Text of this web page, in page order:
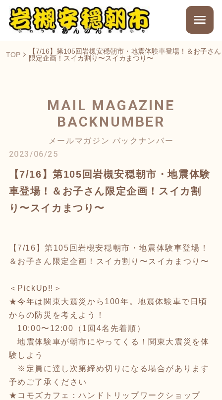
TOP
【7/16】第105回岩槻安穏朝市・地震体験車登場！＆お子さん
限定企画！スイカ割り〜スイカまつり〜
MAIL MAGAZINE
BACKNUMBER
メールマガジン バックナンバー
2023/06/25
【7/16】第105回岩槻安穏朝市・地震体験
車登場！＆お子さん限定企画！スイカ割
り〜スイカまつり〜
【7/16】第105回岩槻安穏朝市・地震体験車登場！
＆お子さん限定企画！スイカ割り〜スイカまつり〜
＜PickUp!!＞
★今年は関東大震災から100年。地震体験車で日頃
からの防災を考えよう！
10:00〜12:00（1回4名先着順）
地震体験車が朝市にやってくる！関東大震災を体
験しよう
※定員に達し次第締め切りになる場合があります
予めご了承ください
★コモズカフェ：ハンドトリップワークショップ